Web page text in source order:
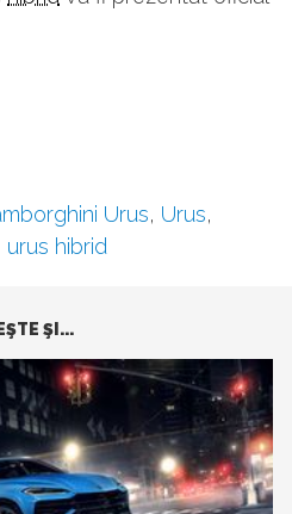
Urus, Urus,
urus hibrid
ŞI...